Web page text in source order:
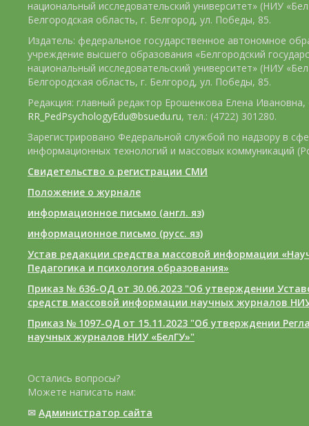
национальный исследовательский университет» (НИУ
Белгородская область, г. Белгород, ул. Победы, 85.
Издатель: федеральное государственное автономное
учреждение высшего образования «Белгородский
национальный исследовательский университет» (НИУ
Белгородская область, г. Белгород, ул. Победы, 85.
Редакция: главный редактор Ерошенкова Елена Ивановна,
RR_PedPsychologyEdu@bsuedu.ru, тел.: (4722) 301280.
Зарегистрировано Федеральной службой по надзору в
информационных технологий и массовых коммуникаций
Свидетельство о регистрации СМИ
Положение о журнале
информационное письмо (англ. яз)
информационное письмо (русс. яз)
Устав редакции средства массовой информации
Педагогика и психология образования»
Приказ № 636-ОД от 30.06.2023 "Об утверждении
средств массовой информации научных журналов
Приказ № 1097-ОД от 15.11.2023 "Об утверждении
научных журналов НИУ «БелГУ»"
Остались вопросы?
Можете написать нам:
✉ Администратор сайта